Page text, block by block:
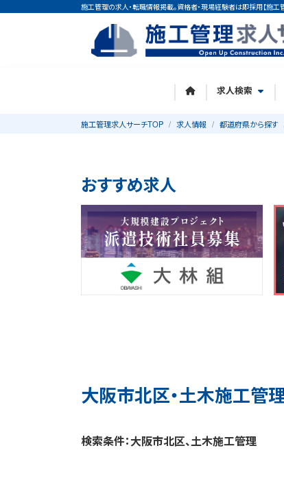
施工管理の求人・転職情報掲載。資格者・現場経験者は即採用【施工
求人検索
施工管理求人サーチTOP 求人情報 都道府県から探す
おすすめ求人
大阪市北区・土木施工管
検索条件：大阪市北区、土木施工管理